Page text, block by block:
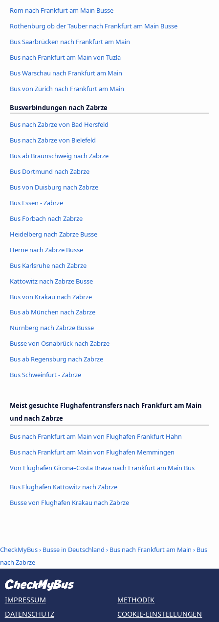
Rom nach Frankfurt am Main Busse
Rothenburg ob der Tauber nach Frankfurt am Main Busse
Bus Saarbrücken nach Frankfurt am Main
Bus nach Frankfurt am Main von Tuzla
Bus Warschau nach Frankfurt am Main
Bus von Zürich nach Frankfurt am Main
Busverbindungen nach Zabrze
Bus nach Zabrze von Bad Hersfeld
Bus nach Zabrze von Bielefeld
Bus ab Braunschweig nach Zabrze
Bus Dortmund nach Zabrze
Bus von Duisburg nach Zabrze
Bus Essen - Zabrze
Bus Forbach nach Zabrze
Heidelberg nach Zabrze Busse
Herne nach Zabrze Busse
Bus Karlsruhe nach Zabrze
Kattowitz nach Zabrze Busse
Bus von Krakau nach Zabrze
Bus ab München nach Zabrze
Nürnberg nach Zabrze Busse
Busse von Osnabrück nach Zabrze
Bus ab Regensburg nach Zabrze
Bus Schweinfurt - Zabrze
Meist gesuchte Flughafentransfers nach Frankfurt am Main
und nach Zabrze
Bus nach Frankfurt am Main von Flughafen Frankfurt Hahn
Bus nach Frankfurt am Main von Flughafen Memmingen
Von Flughafen Girona–Costa Brava nach Frankfurt am Main Bus
Bus Flughafen Kattowitz nach Zabrze
Busse von Flughafen Krakau nach Zabrze
CheckMyBus› Busse in Deutschland › Bus nach Frankfurt am Main › Bus
nach Zabrze
IMPRESSUM
DATENSCHUTZ
METHODIK
COOKIE-EINSTELLUNGEN